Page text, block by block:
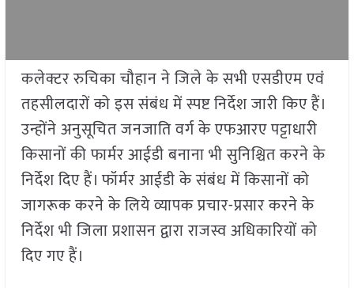
कलेक्टर रुचिका चौहान ने जिले के सभी एसडीएम एवं
तहसीलदारों को इस संबंध में स्पष्ट निर्देश जारी किए हैं।
उन्होंने अनुसूचित जनजाति वर्ग के एफआरए पट्टाधारी
किसानों की फार्मर आईडी बनाना भी सुनिश्चित करने के
निर्देश दिए हैं। फॉर्मर आईडी के संबंध में किसानों को
जागरूक करने के लिये व्यापक प्रचार-प्रसार करने के
निर्देश भी जिला प्रशासन द्वारा राजस्व अधिकारियों को
दिए गए हैं।